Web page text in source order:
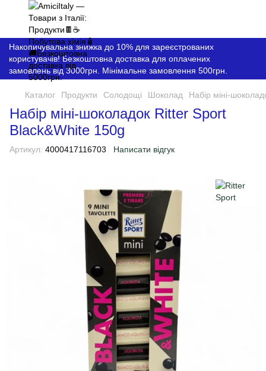
Накопичувальна знижка до 10% для зареєстрованих
користувачів! Безкоштовна доставка для оплачених
замовлень від 3000грн. Мінімальне замовлення 500грн.
Каталог Продукти Солодощі Шоколад Набір міні-
Набір міні-шоколадок Ritter Sport
Black&White 150g
Артикул: 4000417116703 Написати відгук